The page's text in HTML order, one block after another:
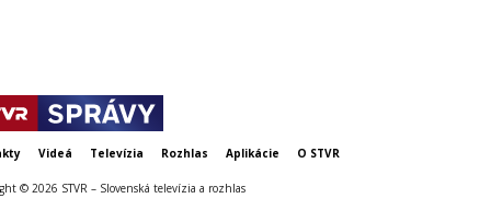
Videá Televízia Rozhlas Aplikácie O STVR
© 2026 STVR – Slovenská televízia a rozhlas